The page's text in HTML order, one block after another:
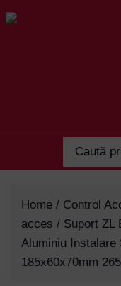
Skip
to
for:
Home / Control
acces / Suport ZL
Aluminiu Instalare
185x60x70mm